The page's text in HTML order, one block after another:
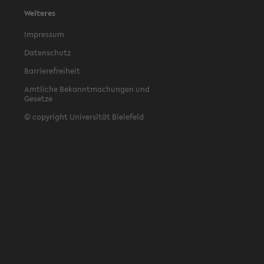
Weiteres
Impressum
Datenschutz
Barrierefreiheit
Amtliche Bekanntmachungen und
Gesetze
© copyright Universität Bielefeld